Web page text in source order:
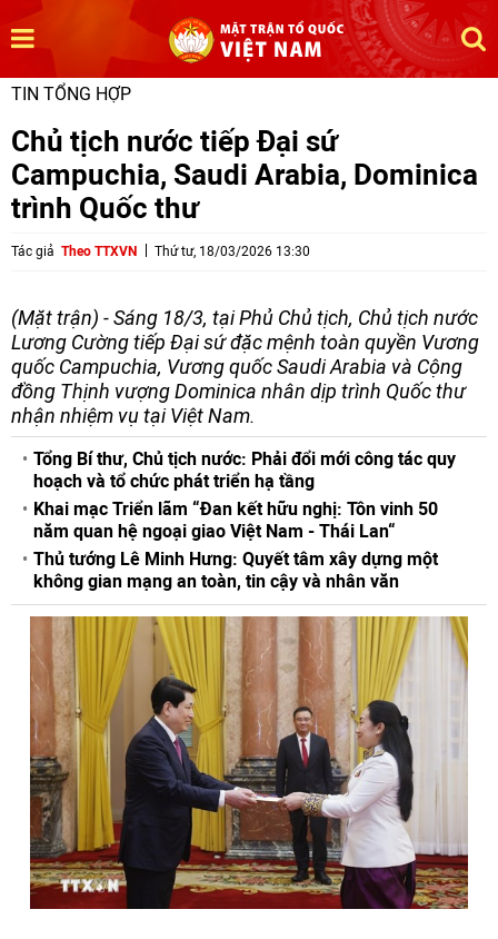
TIN TỔNG HỢP
Chủ tịch nước tiếp Đại sứ
Campuchia, Saudi Arabia, Dominica
trình Quốc thư
Tác giả Theo TTXVN Thứ tư, 18/03/2026 13:30
(Mặt trận) - Sáng 18/3, tại Phủ Chủ tịch, Chủ tịch nước
Lương Cường tiếp Đại sứ đặc mệnh toàn quyền Vương
quốc Campuchia, Vương quốc Saudi Arabia và Cộng
đồng Thịnh vượng Dominica nhân dịp trình Quốc thư
nhận nhiệm vụ tại Việt Nam.
Tổng Bí thư, Chủ tịch nước: Phải đổi mới công tác quy
hoạch và tổ chức phát triển hạ tầng
Khai mạc Triển lãm “Đan kết hữu nghị: Tôn vinh 50
năm quan hệ ngoại giao Việt Nam - Thái Lan“
Thủ tướng Lê Minh Hưng: Quyết tâm xây dựng một
không gian mạng an toàn, tin cậy và nhân văn